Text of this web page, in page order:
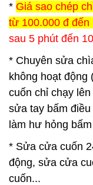
* Giá sao chép
từ 100.000 đ đến
sau 5 phút đến
* Chuyên sửa
không hoạt
cuốn chỉ chạy
sửa tay bấm
làm hư hỏng
* Sửa cửa cuốn
động, sửa cửa
cuốn...